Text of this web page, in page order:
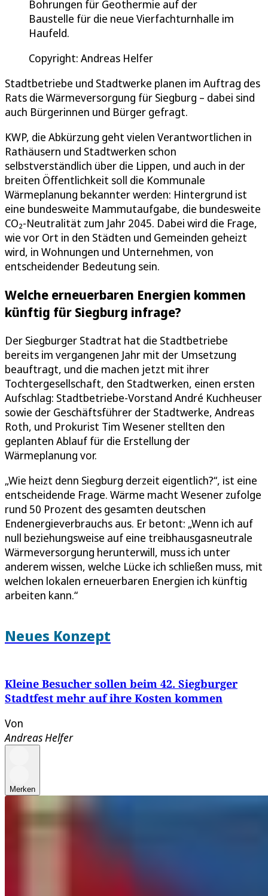
Bohrungen für Geothermie auf der
Baustelle für die neue Vierfachturnhalle im
Haufeld.
Copyright: Andreas Helfer
Stadtbetriebe und Stadtwerke planen im Auftrag des
Rats die Wärmeversorgung für Siegburg – dabei sind
auch Bürgerinnen und Bürger gefragt.
KWP, die Abkürzung geht vielen Verantwortlichen in
Rathäusern und Stadtwerken schon
selbstverständlich über die Lippen, und auch in der
breiten Öffentlichkeit soll die Kommunale
Wärmeplanung bekannter werden: Hintergrund ist
eine bundesweite Mammutaufgabe, die bundesweite
CO₂-Neutralität zum Jahr 2045. Dabei wird die Frage,
wie vor Ort in den Städten und Gemeinden geheizt
wird, in Wohnungen und Unternehmen, von
entscheidender Bedeutung sein.
Welche erneuerbaren Energien kommen
künftig für Siegburg infrage?
Der Siegburger Stadtrat hat die Stadtbetriebe
bereits im vergangenen Jahr mit der Umsetzung
beauftragt, und die machen jetzt mit ihrer
Tochtergesellschaft, den Stadtwerken, einen ersten
Aufschlag: Stadtbetriebe-Vorstand André Kuchheuser
sowie der Geschäftsführer der Stadtwerke, Andreas
Roth, und Prokurist Tim Wesener stellten den
geplanten Ablauf für die Erstellung der
Wärmeplanung vor.
„Wie heizt denn Siegburg derzeit eigentlich?“, ist eine
entscheidende Frage. Wärme macht Wesener zufolge
rund 50 Prozent des gesamten deutschen
Endenergieverbrauchs aus. Er betont: „Wenn ich auf
null beziehungsweise auf eine treibhausgasneutrale
Wärmeversorgung herunterwill, muss ich unter
anderem wissen, welche Lücke ich schließen muss, mit
welchen lokalen erneuerbaren Energien ich künftig
arbeiten kann.“
Neues Konzept
Kleine Besucher sollen beim 42. Siegburger
Stadtfest mehr auf ihre Kosten kommen
Von
Andreas Helfer
Merken